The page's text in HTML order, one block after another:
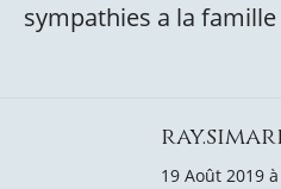
sympathies a la famille
19 Août 2019